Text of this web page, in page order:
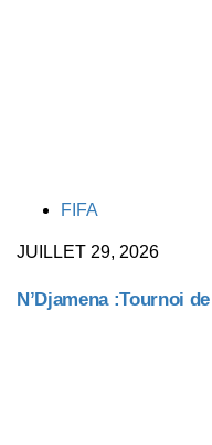
TAGSFIFA
JUILLET 29, 2026
N’Djamena :Tournoi